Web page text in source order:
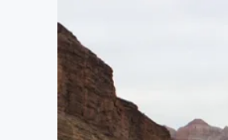
映像・映画